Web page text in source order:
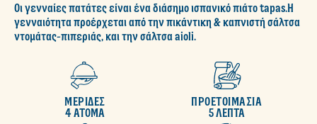
αξιολογήσεις
για
αυτό
το
Οι γενναίες πατάτες είναι ένα διάσημο ισπανικό πιάτο tapas.Η
γενναιότητα προέρχεται από την πικάντικη & καπνιστή σάλτσα
ντομάτας-πιπεριάς, και την σάλτσα aioli.
4 ΑΤΟΜΑ
ΜΕΡΙΔΕΣ
5 ΛΕΠΤΑ
ΠΡΟΕΤΟΙΜΑΣΙΑ